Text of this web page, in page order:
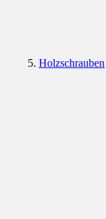
Holzschrauben